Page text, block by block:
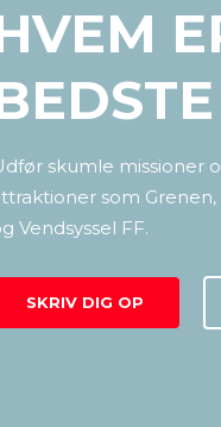
skumle missioner
som
Vendsyssel FF.
SKRIV DIG OP